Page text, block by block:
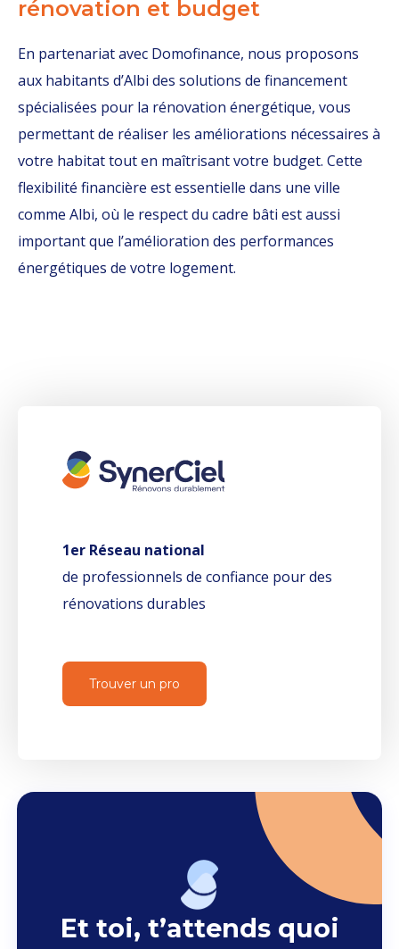
rénovation et budget
En partenariat avec Domofinance, nous proposons
aux habitants d’Albi des solutions de financement
spécialisées pour la rénovation énergétique, vous
permettant de réaliser les améliorations nécessaires à
votre habitat tout en maîtrisant votre budget. Cette
flexibilité financière est essentielle dans une ville
comme Albi, où le respect du cadre bâti est aussi
important que l’amélioration des performances
énergétiques de votre logement.
1er Réseau national
de professionnels de confiance pour des
rénovations durables
Trouver un pro
Et toi, t’attends quoi